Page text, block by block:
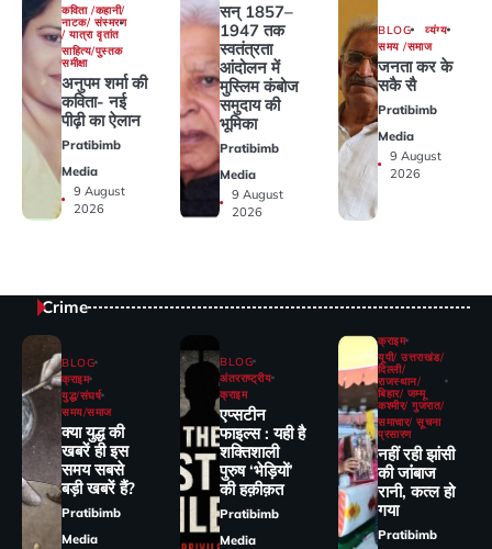
कविता /कहानी/
नाटक/ संस्मरण
/ यात्रा वृतांत
साहित्य/पुस्तक
समीक्षा
अनुपम शर्मा की
कविता- नई
पीढ़ी का ऐलान
Pratibimb
Media
9 August
2026
सन् 1857–
1947 तक
स्वतंत्रता
आंदोलन में
मुस्लिम कंबोज
समुदाय की
भूमिका
Pratibimb
Media
9 August
2026
BLOG
व्यंग्य
समय /समाज
जनता कर के
सकै सै
Pratibimb
Media
9 August
2026
Crime
BLOG
क्राइम
युद्ध/संघर्ष
समय/समाज
क्या युद्ध की
खबरें ही इस
समय सबसे
बड़ी खबरें हैं?
Pratibimb
Media
BLOG
अंतरराष्ट्रीय
क्राइम
एप्सटीन
फाइल्स : यही है
शक्तिशाली
पुरुष ‘भेड़ियों’
की हक़ीक़त
Pratibimb
Media
क्राइम
यूपी/ उत्तराखंड/
दिल्ली/
राजस्थान/
बिहार/ जम्मू
कश्मीर/ गुजरात/
समाचार/ सूचना
प्रसारण
नहीं रही झांसी
की जांंबाज
रानी, कत्‍ल हो
गया
Pratibimb